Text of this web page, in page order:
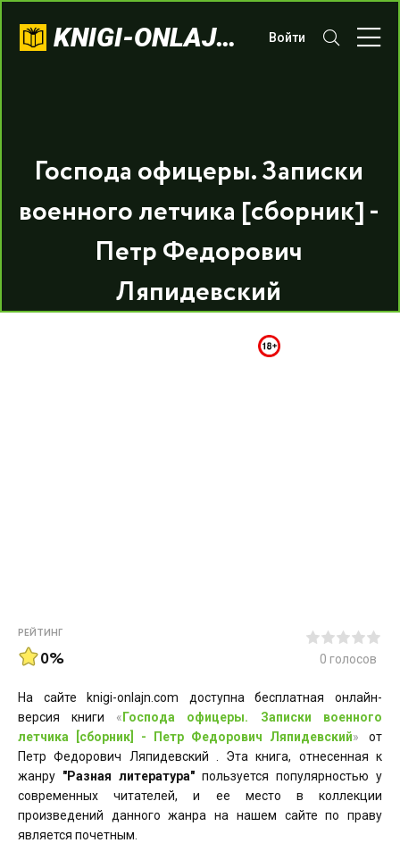
KNIGI-ONLAJN.COM Войти
Господа офицеры. Записки
военного летчика [сборник] -
Петр Федорович
Ляпидевский
РЕЙТИНГ
0% 0 голосов
На сайте knigi-onlajn.com доступна бесплатная онлайн-
версия книги « Господа офицеры. Записки военного
летчика [сборник] - Петр Федорович Ляпидевский»
от
Петр Федорович Ляпидевский . Эта книга, отнесенная к
жанру "Разная литература" пользуется популярностью у
современных читателей, и ее место в коллекции
произведений данного жанра на нашем сайте по праву
является почетным.